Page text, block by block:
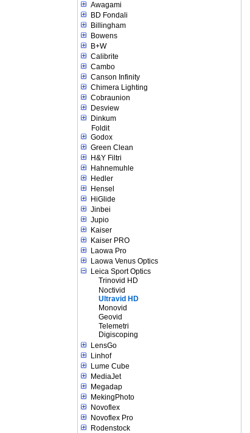
Awagami
BD Fondali
Billingham
Bowens
B+W
Calibrite
Cambo
Canson Infinity
Chimera Lighting
Cobraunion
Desview
Dinkum
Foldit
Godox
Green Clean
H&Y Filtri
Hahnemuhle
Hedler
Hensel
HiGlide
Jinbei
Jupio
Kaiser
Kaiser PRO
Laowa Pro
Laowa Venus Optics
Leica Sport Optics
Trinovid HD
Noctivid
Ultravid HD
Monovid
Geovid
Telemetri
Digiscoping
LensGo
Linhof
Lume Cube
MediaJet
Megadap
MekingPhoto
Novoflex
Novoflex Pro
Rodenstock